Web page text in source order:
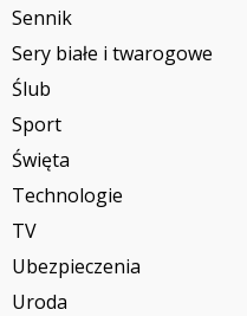
Sennik
Sery białe i twarogowe
Ślub
Sport
Święta
Technologie
TV
Ubezpieczenia
Uroda